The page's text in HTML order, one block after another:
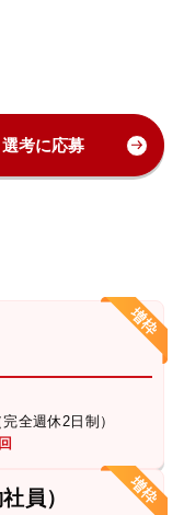
選考に応募
全週休2日制）
員）